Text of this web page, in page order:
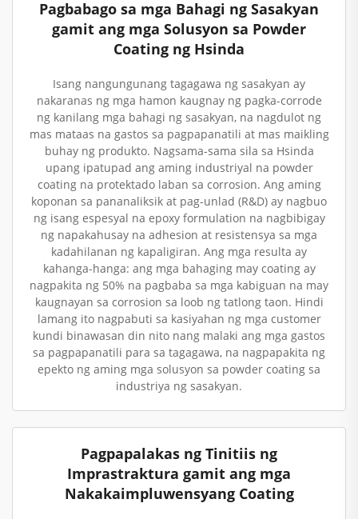
Pagbabago sa mga Bahagi ng Sasakyan
gamit ang mga Solusyon sa Powder
Coating ng Hsinda
Isang nangungunang tagagawa ng sasakyan ay
nakaranas ng mga hamon kaugnay ng pagka-corrode
ng kanilang mga bahagi ng sasakyan, na nagdulot ng
mas mataas na gastos sa pagpapanatili at mas maikling
buhay ng produkto. Nagsama-sama sila sa Hsinda
upang ipatupad ang aming industriyal na powder
coating na protektado laban sa corrosion. Ang aming
koponan sa pananaliksik at pag-unlad (R&D) ay nagbuo
ng isang espesyal na epoxy formulation na nagbibigay
ng napakahusay na adhesion at resistensya sa mga
kadahilanan ng kapaligiran. Ang mga resulta ay
kahanga-hanga: ang mga bahaging may coating ay
nagpakita ng 50% na pagbaba sa mga kabiguan na may
kaugnayan sa corrosion sa loob ng tatlong taon. Hindi
lamang ito nagpabuti sa kasiyahan ng mga customer
kundi binawasan din nito nang malaki ang mga gastos
sa pagpapanatili para sa tagagawa, na nagpapakita ng
epekto ng aming mga solusyon sa powder coating sa
industriya ng sasakyan.
Pagpapalakas ng Tinitiis ng
Imprastraktura gamit ang mga
Nakakaimpluwensyang Coating